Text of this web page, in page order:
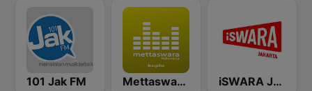
101 Jak FM Mettaswara Koplo iSWARA Jakarta